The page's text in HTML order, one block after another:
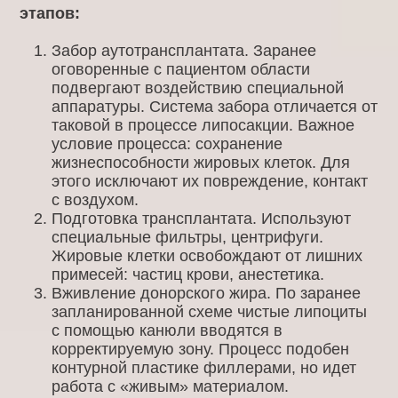
этапов:
Забор аутотрансплантата. Заранее
оговоренные с пациентом области
подвергают воздействию специальной
аппаратуры. Система забора отличается от
таковой в процессе липосакции. Важное
условие процесса: сохранение
жизнеспособности жировых клеток. Для
этого исключают их повреждение, контакт
с воздухом.
Подготовка трансплантата. Используют
специальные фильтры, центрифуги.
Жировые клетки освобождают от лишних
примесей: частиц крови, анестетика.
Вживление донорского жира. По заранее
запланированной схеме чистые липоциты
с помощью канюли вводятся в
корректируемую зону. Процесс подобен
контурной пластике филлерами, но идет
работа с «живым» материалом.